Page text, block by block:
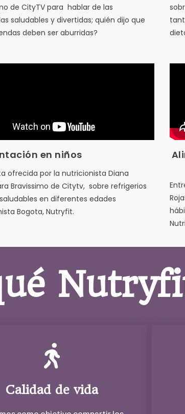
de CityTV para hablar de las
saludables y divertidas; quién dijo que
deben ser aburridas?
en niños
ofrecida por la nutricionista Diana
Bravissimo de Citytv, sobre refrigerios
en diferentes edades
Bogota, Nutryfit.
Calidad de vida